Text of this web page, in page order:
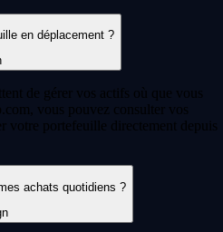
en déplacement ?
de gérer vos actifs où que vous
vous pouvez consulter vos
votre portefeuille directement depuis
achats quotidiens ?